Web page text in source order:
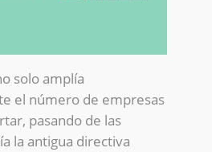
solo amplía
el número de empresas
pasando de las
la antigua directiva